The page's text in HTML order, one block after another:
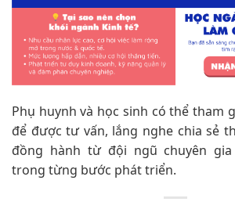
Phụ huynh và học sinh có thể tham
để được tư vấn, lắng nghe chia sẻ
đồng hành từ đội ngũ chuyên
trong từng bước phát triển.